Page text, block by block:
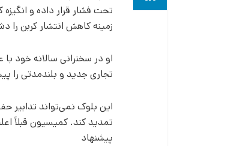
تحت فشار قرار داده و
زمینه کاهش انتشار کربن را
تجاری جدید و بلندمدتی را
پیشنهاد